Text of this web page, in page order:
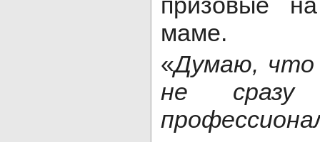
маме.
«Думаю, что
не